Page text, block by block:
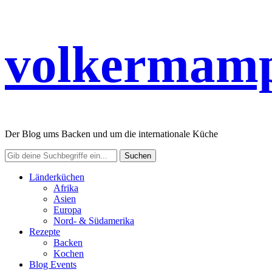
Der Blog ums Backen und um die internationale Küche
Länderküchen
Afrika
Asien
Europa
Nord- & Südamerika
Rezepte
Backen
Kochen
Blog Events